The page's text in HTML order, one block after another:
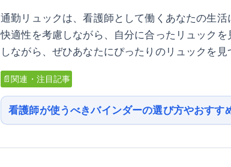
通勤リュックは、看護師として働くあなたの生
快適性を考慮しながら、自分に合ったリュック
しながら、ぜひあなたにぴったりのリュックを
📄関連・注目記事
看護師が使うべきバインダーの選び方やおすす